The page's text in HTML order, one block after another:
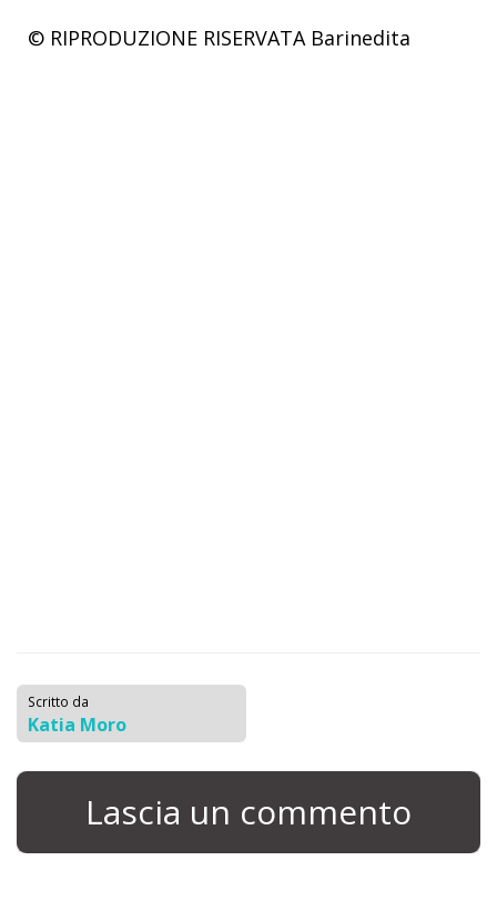
© RIPRODUZIONE RISERVATA Barinedita
Scritto da
Katia Moro
Lascia un commento